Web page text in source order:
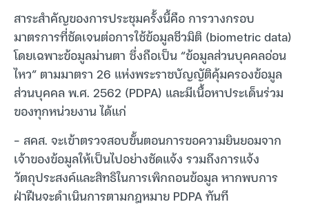
สาระสำคัญของการประชุมครั้งนี้คือ การวางกรอบ
มาตรการที่ชัดเจนต่อการใช้ข้อมูลชีวมิติ (biometric data)
โดยเฉพาะข้อมูลม่านตา ซึ่งถือเป็น “ข้อมูลส่วนบุคคลอ่อน
ไหว” ตามมาตรา 26 แห่งพระราชบัญญัติคุ้มครองข้อมูล
ส่วนบุคคล พ.ศ. 2562 (PDPA) และมีเนื้อหาประเด็นร่วม
ของทุกหน่วยงาน ได้แก่
– สคส. จะเข้าตรวจสอบขั้นตอนการขอความยินยอมจาก
เจ้าของข้อมูลให้เป็นไปอย่างชัดแจ้ง รวมถึงการแจ้ง
วัตถุประสงค์และสิทธิในการเพิกถอนข้อมูล หากพบการ
ฝ่าฝืนจะดำเนินการตามกฎหมาย PDPA ทันที